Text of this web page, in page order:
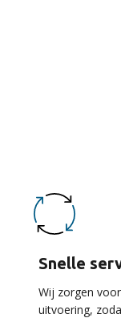
Snelle
Wij zorgen
uitvoering,